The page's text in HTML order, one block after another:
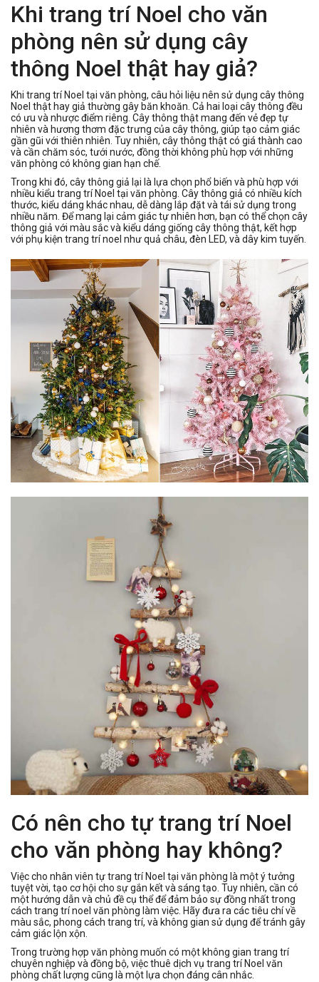
Khi trang trí Noel cho văn
phòng nên sử dụng cây
thông Noel thật hay giả?
Khi trang trí Noel tại văn phòng, câu hỏi liệu nên sử dụng cây thông
Noel thật hay giả thường gây băn khoăn. Cả hai loại cây thông đều
có ưu và nhược điểm riêng. Cây thông thật mang đến vẻ đẹp tự
nhiên và hương thơm đặc trưng của cây thông, giúp tạo cảm giác
gần gũi với thiên nhiên. Tuy nhiên, cây thông thật có giá thành cao
và cần chăm sóc, tưới nước, đồng thời không phù hợp với những
văn phòng có không gian hạn chế.
Trong khi đó, cây thông giả lại là lựa chọn phổ biến và phù hợp với
nhiều kiểu trang trí Noel tại văn phòng. Cây thông giả có nhiều kích
thước, kiểu dáng khác nhau, dễ dàng lắp đặt và tái sử dụng trong
nhiều năm. Để mang lại cảm giác tự nhiên hơn, bạn có thể chọn cây
thông giả với màu sắc và kiểu dáng giống cây thông thật, kết hợp
với phụ kiện trang trí noel như quả châu, đèn LED, và dây kim tuyến.
Có nên cho tự trang trí Noel
cho văn phòng hay không?
Việc cho nhân viên tự trang trí Noel tại văn phòng là một ý tưởng
tuyệt vời, tạo cơ hội cho sự gắn kết và sáng tạo. Tuy nhiên, cần có
một hướng dẫn và chủ đề cụ thể để đảm bảo sự đồng nhất trong
cách trang trí noel văn phòng làm việc. Hãy đưa ra các tiêu chí về
màu sắc, phong cách trang trí, và không gian sử dụng để tránh gây
cảm giác lộn xộn.
Trong trường hợp văn phòng muốn có một không gian trang trí
chuyên nghiệp và đồng bộ, việc thuê dịch vụ trang trí Noel văn
phòng chất lượng cũng là một lựa chọn đáng cân nhắc.